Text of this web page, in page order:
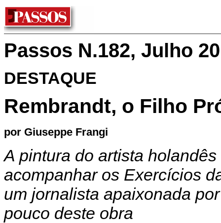
Passos N.182, Julho
DESTAQUE
Rembrandt, o Filho
por Giuseppe Frangi
A pintura do artista
acompanhar os Exercícios
um jornalista apaixonada
pouco deste obra